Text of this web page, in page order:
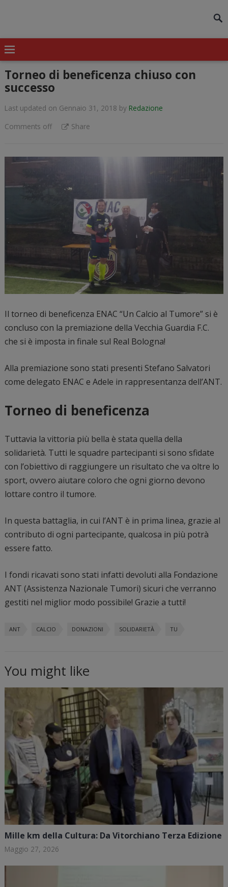
Torneo di beneficenza chiuso con
successo
Last updated on Gennaio 31, 2018 by Redazione
Comments off
Share
Il torneo di beneficenza ENAC “Un Calcio al Tumore” si è
concluso con la premiazione della Vecchia Guardia F.C.
che si è imposta in finale sul Real Bologna!
Alla premiazione sono stati presenti Stefano Salvatori
come delegato ENAC e Adele in rappresentanza dell’ANT.
Torneo di beneficenza
Tuttavia la vittoria più bella è stata quella della
solidarietà. Tutti le squadre partecipanti si sono sfidate
con l’obiettivo di raggiungere un risultato che va oltre lo
sport, ovvero aiutare coloro che ogni giorno devono
lottare contro il tumore.
In questa battaglia, in cui l’ANT è in prima linea, grazie al
contributo di ogni partecipante, qualcosa in più potrà
essere fatto.
I fondi ricavati sono stati infatti devoluti alla Fondazione
ANT (Assistenza Nazionale Tumori) sicuri che verranno
gestiti nel miglior modo possibile! Grazie a tutti!
ANT CALCIO DONAZIONI SOLIDARIETÀ TU
You might like
Mille km della Cultura: Da Vitorchiano Terza Edizione
Maggio 27, 2026